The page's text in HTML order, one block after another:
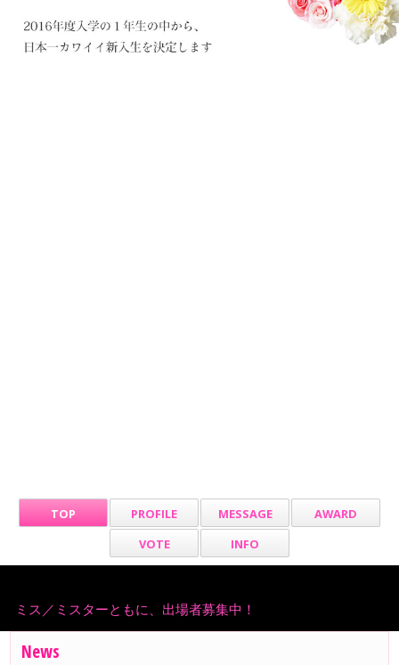
TOP PROFILE MESSAGE
AWARD
VOTE
INFO
ミス／ミスターともに、出場者募集中！
News